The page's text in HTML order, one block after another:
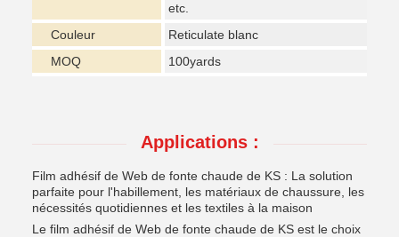
etc.
Couleur
Reticulate blanc
MOQ
100yards
Applications :
Film adhésif de Web de fonte chaude de KS : La solution
parfaite pour l'habillement, les matériaux de chaussure, les
nécessités quotidiennes et les textiles à la maison
Le film adhésif de Web de fonte chaude de KS est le choix